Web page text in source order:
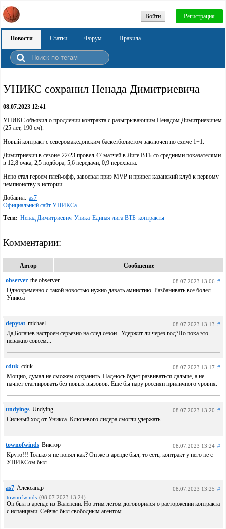
Войти Регистрация
Новости Статьи Форум Правила
УНИКС сохранил Ненада Димитриевича
08.07.2023 12:41
УНИКС объявил о продлении контракта с разыгрывающим Ненадом Димитриевичем
(25 лет, 190 см).
Новый контракт с северомакедонским баскетболистом заключен по схеме 1+1.
Димитриевич в сезоне-22/23 провел 47 матчей в Лиге ВТБ со средними показателями
в 12,8 очка, 2,5 подбора, 5,6 передачи, 0,9 перехвата.
Нено стал героем плей-офф, завоевал приз MVP и привел казанский клуб к первому
чемпионству в истории.
Добавил: as7
Официальный сайт УНИКСа
Теги: Ненад Димитриевич Уника Единая лига ВТБ контракты
Комментарии:
Автор Сообщение
observer the observer 08.07.2023 13:06 #
Одновременно с такой новостью нужно давать амнистию. Разбанивать все болел
Уникса
depytat michael 08.07.2023 13:13 #
Да,Богачев настроен серьезно на след сезон...Удержит ли через год?Но пока это
неважно совсем...
cduk cduk 08.07.2023 13:17 #
Мощно, думал не сможем сохранить. Надеюсь будет развиваться дальше, а не
начнет стагнировать без новых вызовов. Ещё бы пару россиян приличного уровня.
undyings Undying 08.07.2023 13:20 #
Сильный ход от Уникса. Ключевого лидера смогли удержать.
townofwinds Виктор 08.07.2023 13:24 #
Круто!!! Только я не понял как? Он же в аренде был, то есть, контракт у него не с
УНИКСом был...
as7 Александр 08.07.2023 13:25 #
townofwinds (08.07.2023 13:24)
Он был в аренде из Валенсии. Но этим летом договорился о расторжении контракта
с испанцами. Сейчас был свободным агентом.